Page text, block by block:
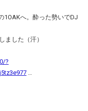
1OAKへ。酔った勢いでDJ
ました（汗）
?